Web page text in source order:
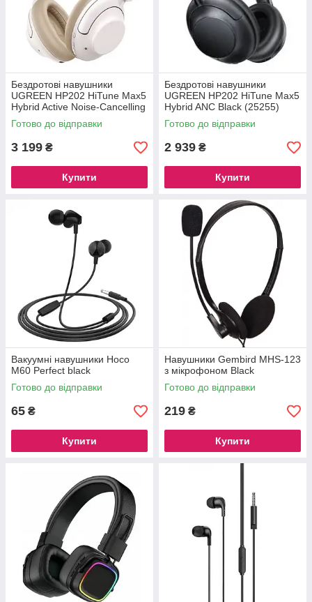
Бездротові навушники
UGREEN HP202 HiTune Max5
Hybrid Active Noise-Cancelling
Headphones White (15809)
Готово до відправки
3 199 ₴
Купити
Бездротові навушники
UGREEN HP202 HiTune Max5
Hybrid ANC Black (25255)
Готово до відправки
2 939 ₴
Купити
Вакуумні навушники Hoco
M60 Perfect black
Готово до відправки
65 ₴
Купити
Навушники Gembird MHS-123
з мікрофоном Black
Готово до відправки
219 ₴
Купити